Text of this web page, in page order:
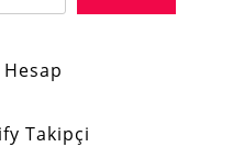
Takipçi